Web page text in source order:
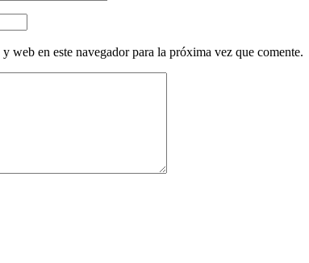
web en este navegador para la próxima vez que comente.